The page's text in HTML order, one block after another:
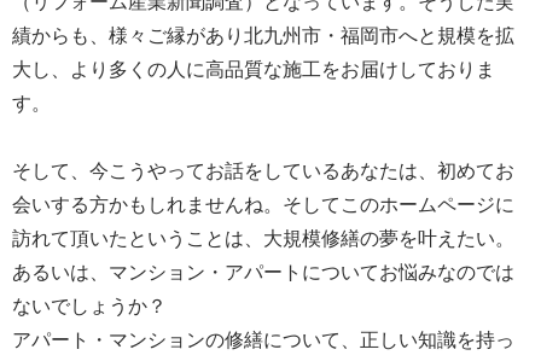
績からも、様々ご縁があり北九州市・福岡市へと規模を拡
大し、より多くの人に高品質な施工をお届けしておりま
す。
そして、今こうやってお話をしているあなたは、初めてお
会いする方かもしれませんね。そしてこのホームページに
訪れて頂いたということは、大規模修繕の夢を叶えたい。
あるいは、マンション・アパートについてお悩みなのでは
ないでしょうか？
アパート・マンションの修繕について、正しい知識を持っ